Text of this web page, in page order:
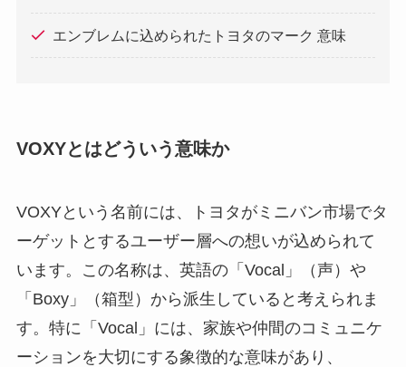
エンブレムに込められたトヨタのマーク 意味
VOXYとはどういう意味か
VOXYという名前には、トヨタがミニバン市場でタ
ーゲットとするユーザー層への想いが込められて
います。この名称は、英語の「Vocal」（声）や
「Boxy」（箱型）から派生していると考えられま
す。特に「Vocal」には、家族や仲間のコミュニケ
ーションを大切にする象徴的な意味があり、